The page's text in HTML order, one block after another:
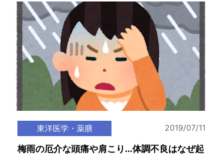
東洋医学・薬膳 2019/07/11
梅雨の厄介な頭痛や肩こり...体調不良はなぜ起